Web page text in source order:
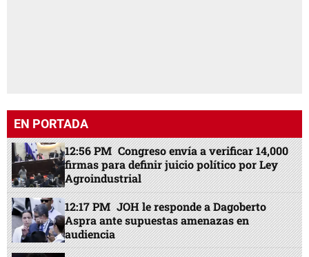
EN PORTADA
12:56 PM Congreso envía a verificar 14,000
firmas para definir juicio político por Ley
Agroindustrial
12:17 PM JOH le responde a Dagoberto
Aspra ante supuestas amenazas en
audiencia